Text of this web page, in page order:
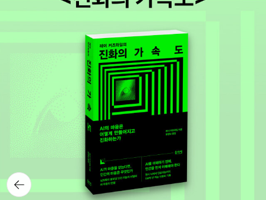
미 등록을 해놓아야겠다. 그리고 읽고 싶은 다른 그림책들언제 읽어
께 느낄 수 있다. 특히 서울은 볼거리가 많고 우리가 살고 있는 곳이기
에, 알면 알수록 유익하고 생생한 체험나들이를 즐길 수 있을 것이다.
2010년 뉴베리 수상작인 [어느 날 미란다에게 생긴 일]과 뉴베리 아
너 수상작인 [사라진 도시 사라진 아이들] 얼른 읽고 싶다.이젠 칼데
콧 수상작 뿐 아니라 뉴베리 수상작을 아이와 함께 읽을 수 있어서 좋
아. 몇 년 후엔 청소년 문고도 함께 읽겠지?학습과 관계된 책은 눈길
이 절로 간다.특히 [초등 4학년 성적이 결정한다] 책은 우리 아이 때
문에도 더 궁금하다. 꼭 일어봐야겠다.이 책은 로그인하다보니 그 옆
에 눈에 띄게 책소개가 되어있는 것이다. 20대들에게 권장하는 책인
데, 어느 새 그 두 배를 살아온 내게도 기출문제집을 들여다보고 싶은
뒤로가
기